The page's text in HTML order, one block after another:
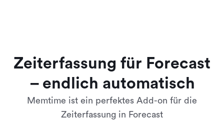
Zeiterfassung für Forecast
– endlich automatisch
Memtime ist ein perfektes Add-on für die
Zeiterfassung in Forecast